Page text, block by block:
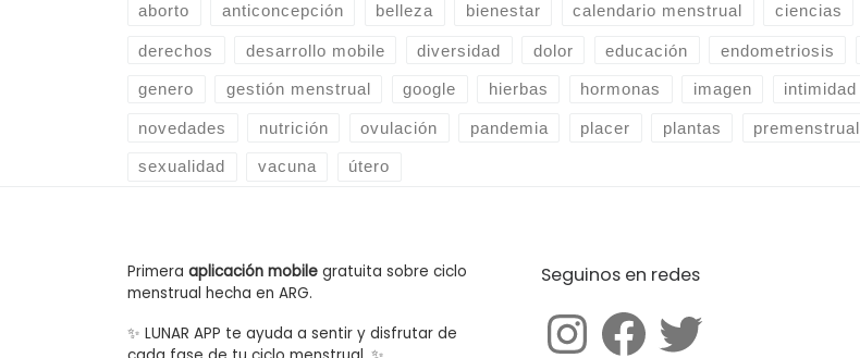
aborto anticoncepción belleza bienestar calendario menstrual ciencias
derechos desarrollo mobile diversidad dolor educación endometriosis
genero gestión menstrual google hierbas hormonas imagen intimidad
novedades nutrición ovulación pandemia placer plantas premenstrual
sexualidad vacuna útero
Primera aplicación mobile gratuita sobre ciclo
menstrual hecha en ARG.
✨ LUNAR APP te ayuda a sentir y disfrutar de
Seguinos en redes